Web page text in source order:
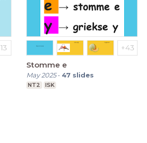
Stomme e
May 2025- 47 slides
NT2 ISK